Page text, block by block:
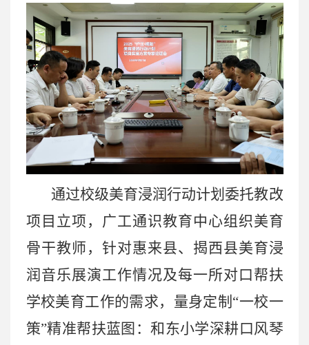
通过校级美育浸润行动计划委托教改
项目立项，广工通识教育中心组织美育
骨干教师，针对惠来县、揭西县美育浸
润音乐展演工作情况及每一所对口帮扶
学校美育工作的需求，量身定制 “一校一
策”精准帮扶蓝图：和东小学深耕口风琴